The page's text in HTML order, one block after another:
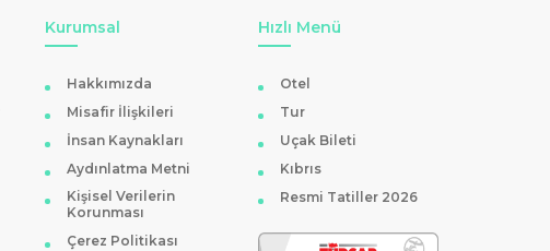
ve üst düzey hizmet kalitesi ile konuklarına unutulmaz bir konaklama
Kurumsal
Hakkımızda
Misafir İlişkileri
İnsan Kaynakları
Aydınlatma Metni
Kişisel Verilerin
Korunması
Çerez Politikası
Hızlı Menü
Otel
Tur
Uçak Bileti
Kıbrıs
Resmi Tatiller 2026